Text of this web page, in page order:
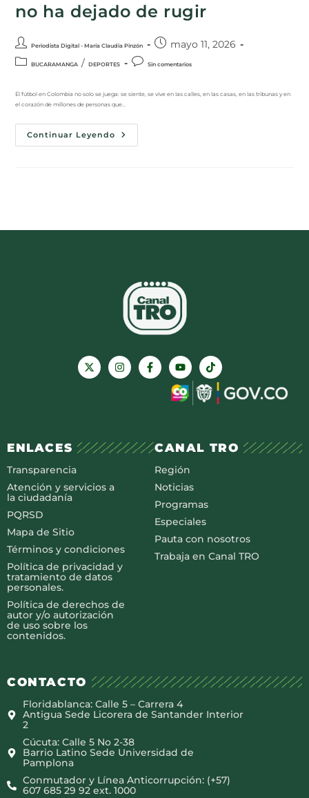
no ha dejado de rugir
Periodista Digital - María Claudia Pinzón mayo 11, 2026
BUCARAMANGA / DEPORTES Sin comentarios
El fútbol en Colombia no solo se juega: se siente, se vive en las calles, en las casas, en las tribunas y en
el corazón de millones de personas que…
Continuar Leyendo
ENLACES
Transparencia
Atención y servicios a
la ciudadanía
PQRSD
Mapa de Sitio
Términos y condiciones
Política de privacidad y
tratamiento de datos
personales.
Política de derechos de
autor y/o autorización
de uso sobre los
contenidos.
CANAL TRO
Región
Noticias
Programas
Especiales
Pauta con nosotros
Trabaja en Canal TRO
CONTACTO
Floridablanca: Calle 5 – Carrera 4
Antigua Sede Licorera de Santander Interior
2
Cúcuta: Calle 5 No 2-38
Barrio Latino Sede Universidad de
Pamplona
Conmutador y Línea Anticorrupción: (+57)
607 685 29 92 ext. 1000